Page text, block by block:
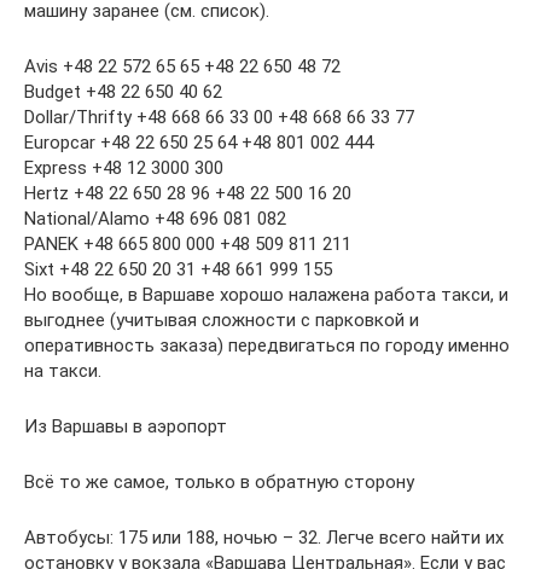
машину заранее (см. список).
Avis +48 22 572 65 65 +48 22 650 48 72
Budget +48 22 650 40 62
Dollar/Thrifty +48 668 66 33 00 +48 668 66 33 77
Europcar +48 22 650 25 64 +48 801 002 444
Express +48 12 3000 300
Hertz +48 22 650 28 96 +48 22 500 16 20
National/Alamo +48 696 081 082
PANEK +48 665 800 000 +48 509 811 211
Sixt +48 22 650 20 31 +48 661 999 155
Но вообще, в Варшаве хорошо налажена работа такси, и
выгоднее (учитывая сложности с парковкой и
оперативность заказа) передвигаться по городу именно
на такси.
Из Варшавы в аэропорт
Всё то же самое, только в обратную сторону
Автобусы: 175 или 188, ночью – 32. Легче всего найти их
остановку у вокзала «Варшава Центральная». Если у вас